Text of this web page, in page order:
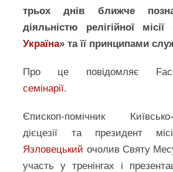
трьох днів ближче
діяльністю релігійної місії
Україна» та її принципами
Про це повідомляє
семінарії.
Єпископ-помічник Київсько-
дієцезії та президент
Язловецький очолив Святу
участь у тренінгах і